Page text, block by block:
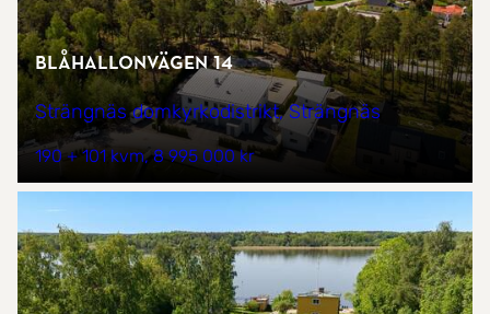
Blåhallonvägen 14
Strängnäs domkyrkodistrikt, Strängnäs
190 + 101 kvm 8 995 000 kr